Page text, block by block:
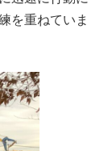
を重ねていま